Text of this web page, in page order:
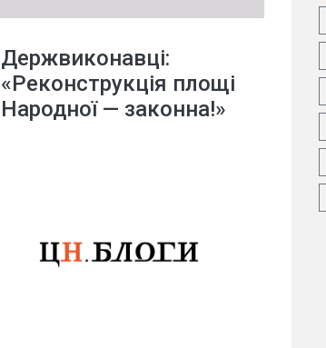
Держвиконавці:
«Реконструкція площі
Народної — законна!»